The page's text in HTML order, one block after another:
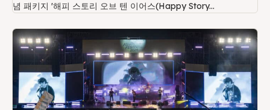
념 패키지 '해피 스토리 오브 텐 이어스(Happy Story...